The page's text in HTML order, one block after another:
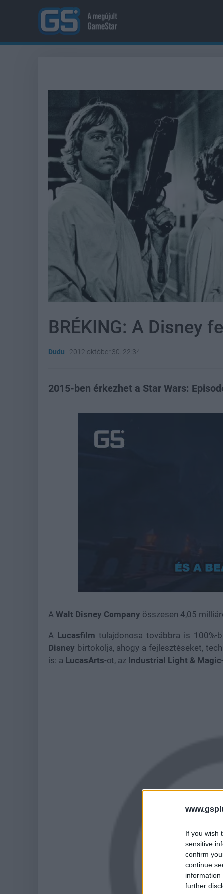
If you wish
sensitive
confirm
continue
information
further
BRÉKING: A Disney
Dudu | 2012 október 30. 22:34
2015-ben érkezhet a Star Wars:
A Walt Disney Company összesen 4,05
A Lucasfilm tulajdonosa továbbra is 100%-
Disney birtokolja, ahogy a fejlesztéseket,
is: a LucasArts-ot, az Industrial Light & Magic